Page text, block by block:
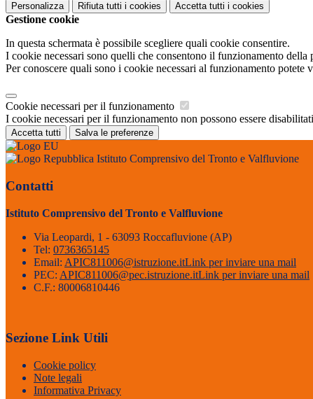
Personalizza Rifiuta tutti i cookies Accetta tutti i cookies
Gestione cookie
In questa schermata è possibile scegliere quali cookie consentire.
I cookie necessari sono quelli che consentono il funzionamento
Per conoscere quali sono i cookie necessari al funzionamento potete
Cookie necessari per il funzionamento
I cookie necessari per il funzionamento non possono essere
Accetta tutti Salva le preferenze
Istituto Comprensivo del Tronto e Valfluvione
Contatti
Istituto Comprensivo del Tronto e Valfluvione
Via Leopardi, 1 - 63093 Roccafluvione (AP)
Tel: 0736365145
Email: APIC811006@istruzione.itLink per inviare una mail
PEC: APIC811006@pec.istruzione.itLink per inviare una mail
C.F.: 80006810446
Sezione Link Utili
Cookie policy
Note legali
Informativa Privacy